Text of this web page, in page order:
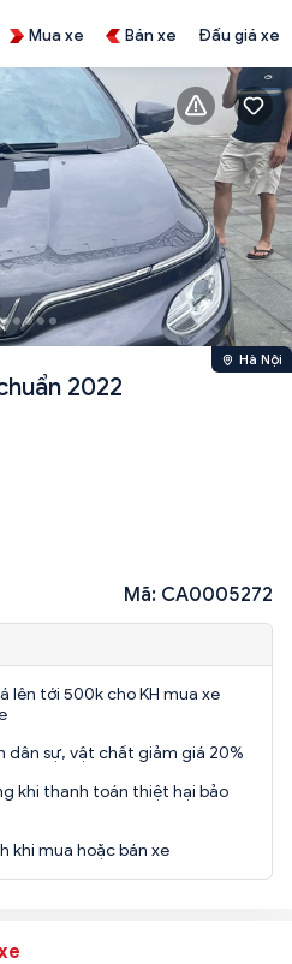
Mua xe Bán xe Đấu giá xe
Hà Nội
2022
Mã: CA0005272
lên tới 500k cho KH mua xe
dân sự, vật chất giảm giá 20%
khi thanh toán thiệt hại bảo
khi mua hoặc bán xe